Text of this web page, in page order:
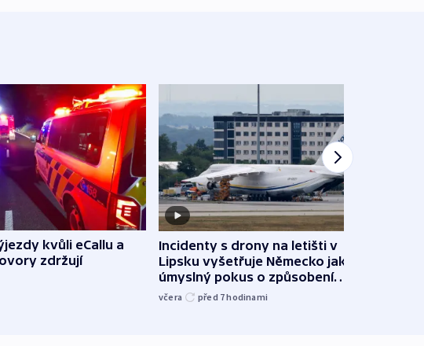
kvůli eCallu a
zdržují
Incidenty s drony na letišti v
Lipsku vyšetřuje Německo jako
úmyslný pokus o způsobení
exploze
včera před 7hodinami